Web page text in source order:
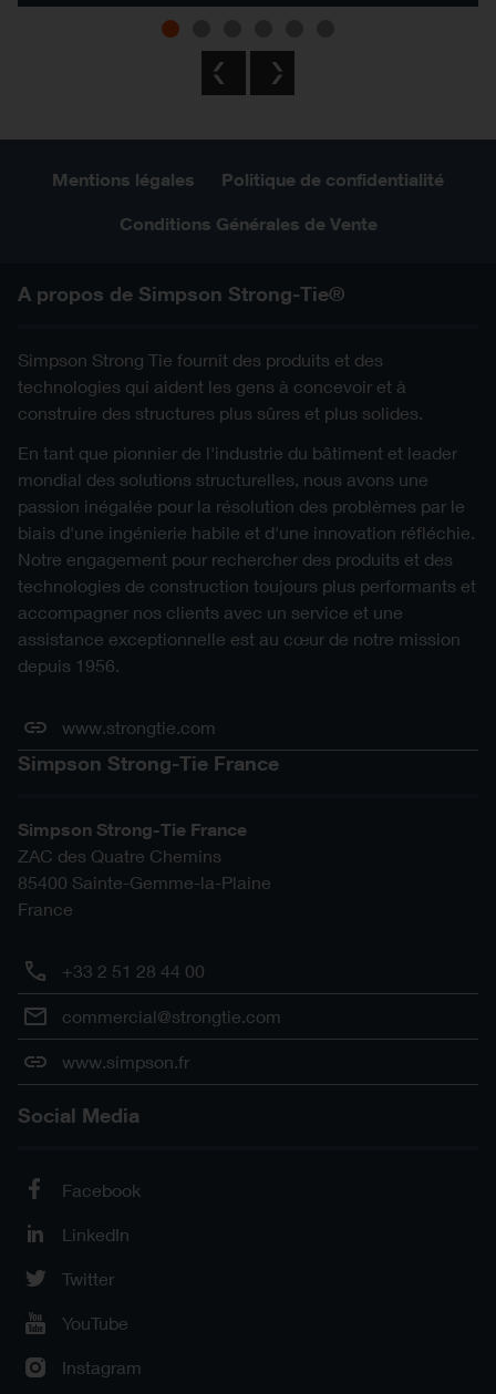
Mentions légales Politique de confidentialité
Conditions Générales de Vente
A propos de Simpson Strong-Tie®
Simpson Strong Tie fournit des produits et des
technologies qui aident les gens à concevoir et à
construire des structures plus sûres et plus solides.
En tant que pionnier de l'industrie du bâtiment et leader
mondial des solutions structurelles, nous avons une
passion inégalée pour la résolution des problèmes par le
biais d'une ingénierie habile et d'une innovation réfléchie.
Notre engagement pour rechercher des produits et des
technologies de construction toujours plus performants et
accompagner nos clients avec un service et une
assistance exceptionnelle est au cœur de notre mission
depuis 1956.
www.strongtie.com
Simpson Strong-Tie France
Simpson Strong-Tie France
ZAC des Quatre Chemins
85400 Sainte-Gemme-la-Plaine
France
+33 2 51 28 44 00
commercial@strongtie.com
www.simpson.fr
Social Media
Facebook
LinkedIn
Twitter
YouTube
Instagram